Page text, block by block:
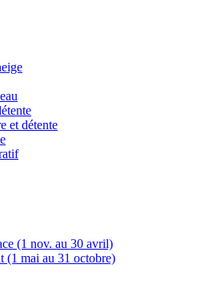
et détente
(1 nov. au 30 avril)
(1 mai au 31 octobre)